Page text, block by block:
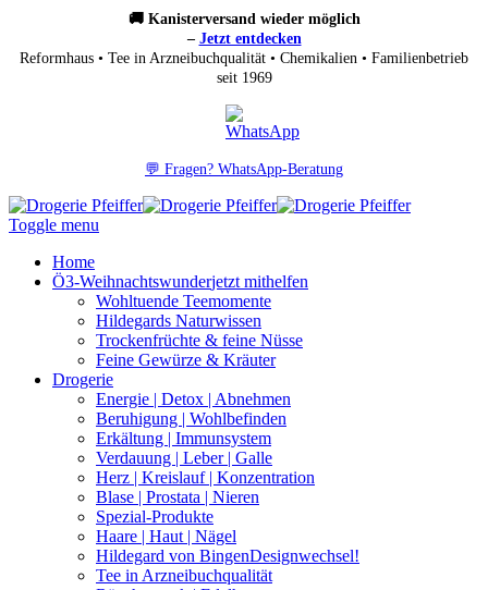
🚚 Kanisterversand wieder möglich
– Jetzt entdecken
Reformhaus • Tee in Arzneibuchqualität • Chemikalien • Familienbetrieb
seit 1969
💬 Fragen? WhatsApp-Beratung
Toggle menu
Home
Ö3-Weihnachtswunderjetzt mithelfen
Wohltuende Teemomente
Hildegards Naturwissen
Trockenfrüchte & feine Nüsse
Feine Gewürze & Kräuter
Drogerie
Energie | Detox | Abnehmen
Beruhigung | Wohlbefinden
Erkältung | Immunsystem
Verdauung | Leber | Galle
Herz | Kreislauf | Konzentration
Blase | Prostata | Nieren
Spezial-Produkte
Haare | Haut | Nägel
Hildegard von BingenDesignwechsel!
Tee in Arzneibuchqualität